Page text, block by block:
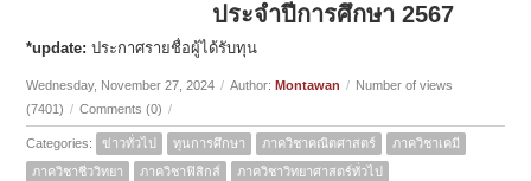
ประจำปีการศึกษา 2567
*update: ประกาศรายชื่อผู้ได้รับทุน
Wednesday, November 27, 2024 / Author:Montawan / Number of views
(7401) / Comments (0) /
Categories: ข่าวทั่วไป ทุนการศึกษา ภาควิชาคณิตศาสตร์
ภาควิชาเคมี
ภาควิชาชีววิทยา
ภาควิชาฟิสิกส์
ภาควิชาวิทยาศาสตร์ทั่วไป